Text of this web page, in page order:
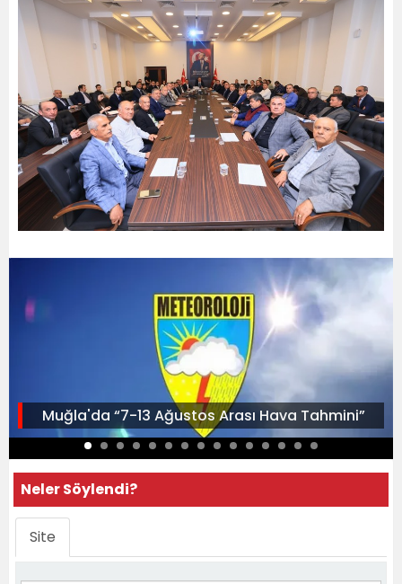
Muğla'da “7-13 Ağustos Arası Hava Tahmini”
Neler Söylendi?
Site